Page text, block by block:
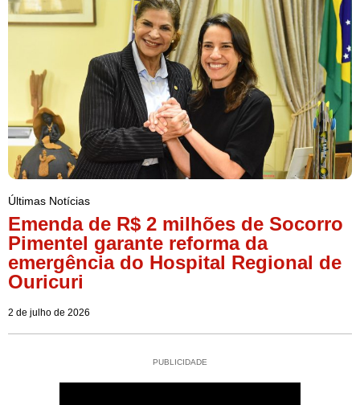
Últimas Notícias
Emenda de R$ 2 milhões de Socorro
Pimentel garante reforma da
emergência do Hospital Regional de
Ouricuri
2 de julho de 2026
PUBLICIDADE